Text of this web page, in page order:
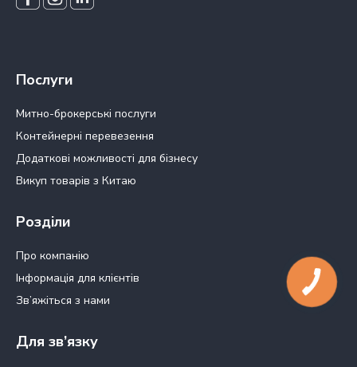
Послуги
Митно-брокерські послуги
Контейнерні перевезення
Додаткові можливості для бізнесу
Викуп товарів з Китаю
Розділи
Про компанію
Інформація для клієнтів
Зв’яжіться з нами
Для зв’язку